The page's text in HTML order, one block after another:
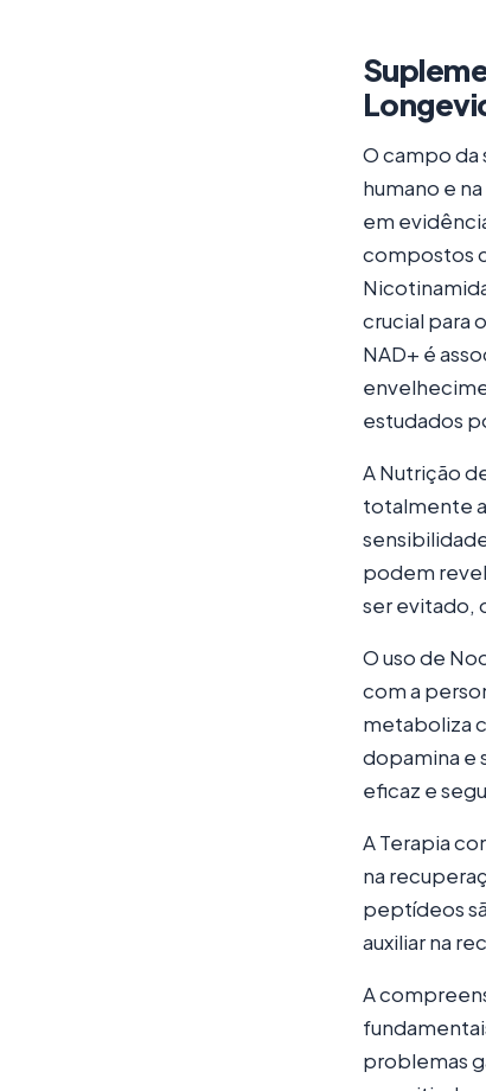
O campo
humano e
em
compostos
crucial para
NAD+ é
estudados
A Nutrição
totalmente
podem
ser evitado,
O uso de
com a
metaboliza
dopamina e
eficaz e
A Terapia
na
peptídeos
auxiliar na
A
problemas